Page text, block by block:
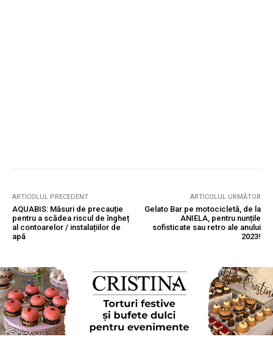
ARTICOLUL PRECEDENT
AQUABIS: Măsuri de precauție
pentru a scădea riscul de îngheț
al contoarelor / instalațiilor de
apă
ARTICOLUL URMĂTOR
Gelato Bar pe motocicletă, de la
ANIELA, pentru nunțile
sofisticate sau retro ale anului
2023!